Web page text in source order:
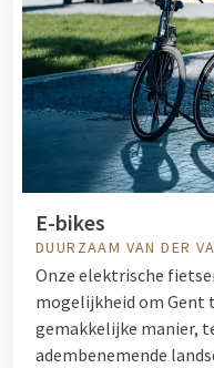
E-bikes
DUURZAAM VAN DER
Onze elektrische
mogelijkheid om Gent
gemakkelijke manier,
adembenemende